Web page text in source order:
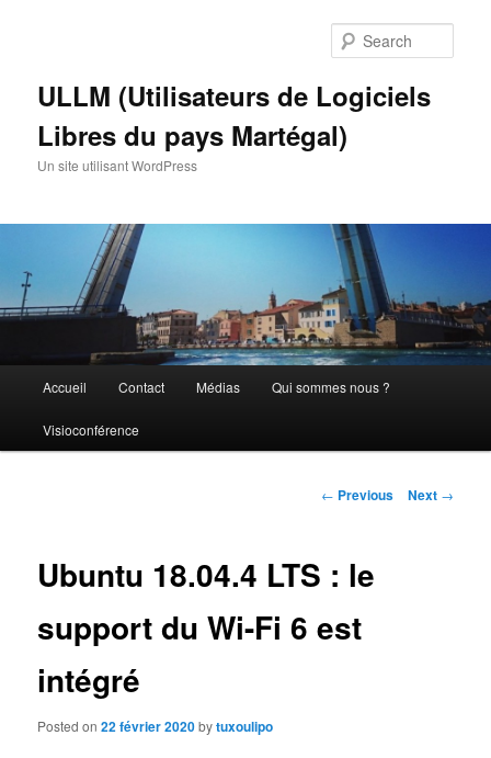
ULLM (Utilisateurs de Logiciels
Libres du pays Martégal)
Un site utilisant WordPress
Accueil Contact Médias Qui sommes nous ?
Visioconférence
Post
← Previous Next →
Ubuntu 18.04.4 LTS : le
support du Wi-Fi 6 est
intégré
Posted on22 février 2020bytuxoulipo